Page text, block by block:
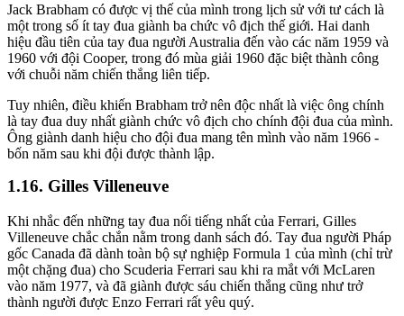
Jack Brabham có được vị thế của mình trong lịch sử với tư cách là
một trong số ít tay đua giành ba chức vô địch thế giới. Hai danh
hiệu đầu tiên của tay đua người Australia đến vào các năm 1959 và
1960 với đội Cooper, trong đó mùa giải 1960 đặc biệt thành công
với chuỗi năm chiến thắng liên tiếp.
Tuy nhiên, điều khiến Brabham trở nên độc nhất là việc ông chính
là tay đua duy nhất giành chức vô địch cho chính đội đua của mình.
Ông giành danh hiệu cho đội đua mang tên mình vào năm 1966 -
bốn năm sau khi đội được thành lập.
Gilles Villeneuve
Khi nhắc đến những tay đua nổi tiếng nhất của Ferrari, Gilles
Villeneuve chắc chắn nằm trong danh sách đó. Tay đua người Pháp
gốc Canada đã dành toàn bộ sự nghiệp Formula 1 của mình (chỉ trừ
một chặng đua) cho Scuderia Ferrari sau khi ra mắt với McLaren
vào năm 1977, và đã giành được sáu chiến thắng cũng như trở
thành người được Enzo Ferrari rất yêu quý.